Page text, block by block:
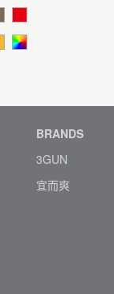
BRANDS
3GUN
宜而爽